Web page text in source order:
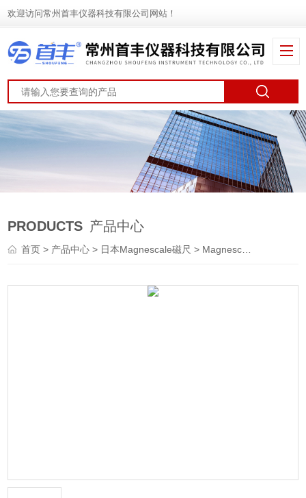
欢迎访问常州首丰仪器科技有限公司网站！
PRODUCTS 产品中心
首页> 产品中心 > 日本Magnescale磁尺 > Magnescale探规